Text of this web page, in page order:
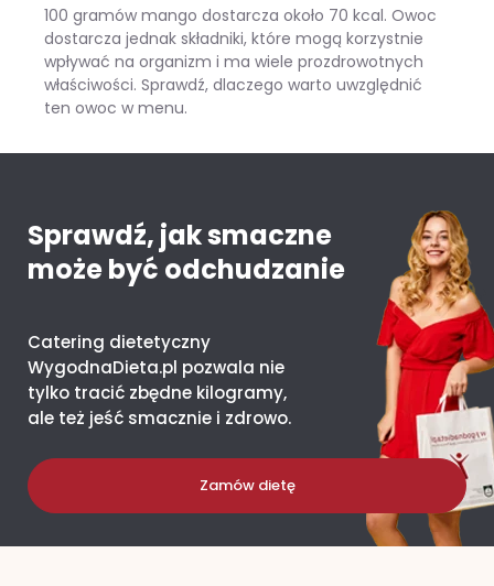
100 gramów mango dostarcza około 70 kcal. Owoc
dostarcza jednak składniki, które mogą korzystnie
wpływać na organizm i ma wiele prozdrowotnych
właściwości. Sprawdź, dlaczego warto uwzględnić
ten owoc w menu.
Sprawdź, jak smaczne
może być odchudzanie
Catering dietetyczny
WygodnaDieta.pl pozwala nie
tylko tracić zbędne kilogramy,
ale też jeść smacznie i zdrowo.
Zamów dietę